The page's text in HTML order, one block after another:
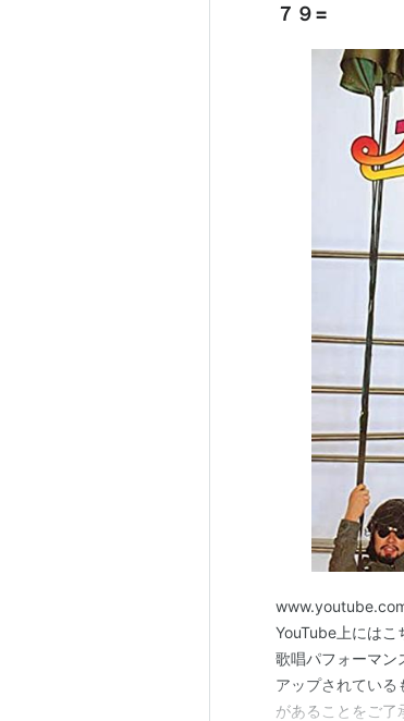
で合格。同年8月2日、
リースした。『スター
なコスチュームや振り
1977年から1978年にか
賞）、「サウスポー」
セールスを達成。同時
風”は社会現象にまで
出場するも、翌年は新
ト開催を理由に紅白出
1979年には「KISS IN
「SUKIYAKI」（「上
ト・トップ40入り（最
見え始める。その後、
SHOW』（NBC）の打
気凋落に拍車をかけ、
雨の降りしきるなかコ
しかし解散後もたびた
戦』にも出場。2003年
T&Cの制作部長で、「
というできごとがあっ
ォーラムで、2度目の
７９=
YouTube上にはこ
歌唱パフォーマン
アップされている
があることをご了